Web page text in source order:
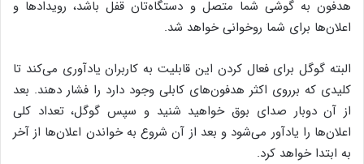
هدفون به گوشی شما متصل و دستگاه‌تان قفل باشد، رویدادها و
اعلان‌ها برای شما روخوانی خواهد شد.
البته گوگل برای فعال کردن این قابلیت به کاربران یادآوری می‌کند تا
کلیدی که برروی اکثر هدفون‌های کابلی وجود دارد را فشار دهند. بعد
از آن دوبار صدای بوق خواهید شنید و سپس گوگل، تعداد کلی
اعلان‌ها را یادآور می‌شود و بعد از آن شروع به خواندن اعلان‌ها از آخر
به ابتدا خواهد کرد.